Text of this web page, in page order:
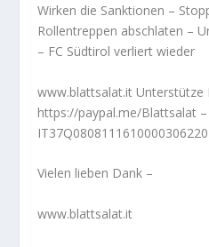
Wirken die Sanktionen –
Rollentreppen abschlaten –
– FC Südtirol verliert wieder
www.blattsalat.it Unterstütze
https://paypal.me/Blattsalat –
Vielen lieben Dank –
www.blattsalat.it